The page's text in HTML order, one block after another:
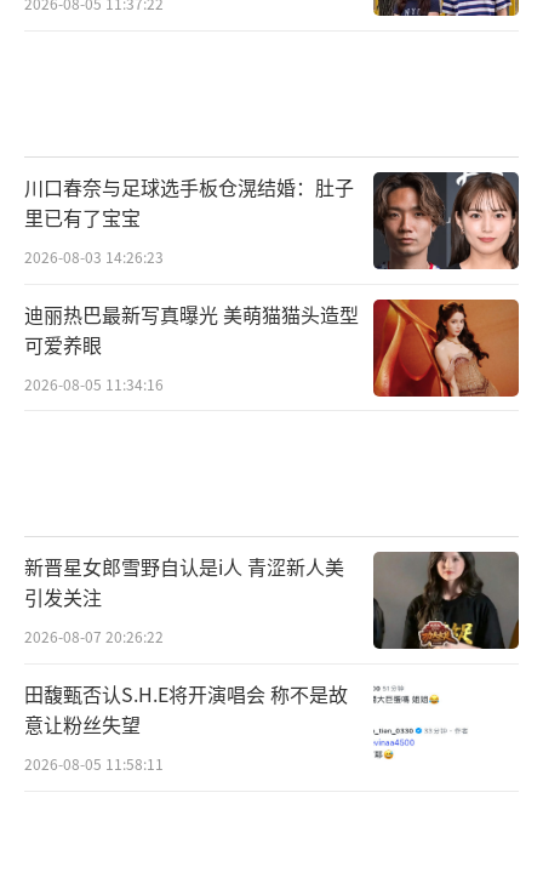
川口春奈与足球选手板仓滉结婚：肚子
里已有了宝宝
2026-08-03 14:26:23
迪丽热巴最新写真曝光 美萌猫猫头造型
可爱养眼
2026-08-05 11:34:16
新晋星女郎雪野自认是i人 青涩新人美
引发关注
2026-08-07 20:26:22
田馥甄否认S.H.E将开演唱会 称不是故
意让粉丝失望
2026-08-05 11:58:11